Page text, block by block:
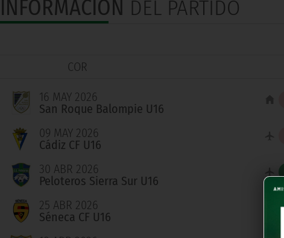
INFORMACIÓN DEL PARTIDO
COR
16 MAY 2026
San Roque Balompie U16
09 MAY 2026
Cádiz CF U16
30 ABR 2026
Peloteros Sierra Sur U16
25 ABR 2026
Séneca CF U16